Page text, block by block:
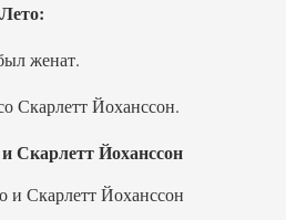
женат.
Скарлетт Йоханссон.
Скарлетт Йоханссон